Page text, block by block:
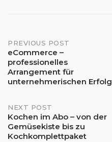
Post
navigation
PREVIOUS POST
eCommerce –
professionelles
Arrangement für
unternehmerischen Erfolg
NEXT POST
Kochen im Abo – von der
Gemüsekiste bis zu
Kochkomplettpaket